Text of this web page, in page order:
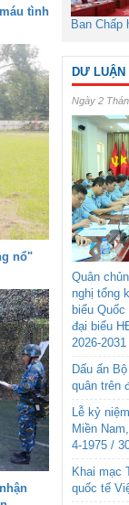
tình
nổ"
Ban Chấp
DƯ LUẬN
Ngày 2
Quân
nghị tổng
biểu
đại biểu
2026-2031
Dấu ấn
quân trên
Lễ kỷ
Miền
4-1975 /
Khai mạc
quốc tế